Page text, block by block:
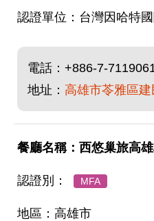
台灣因哈特
電話： +886-7-
地址： 高雄市苓雅區
西悠巢旅高
MFA
高雄市